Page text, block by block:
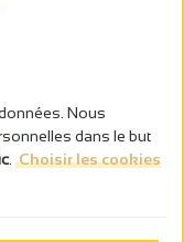
à consommer avec
Nous
dans le but
Choisir les cookies